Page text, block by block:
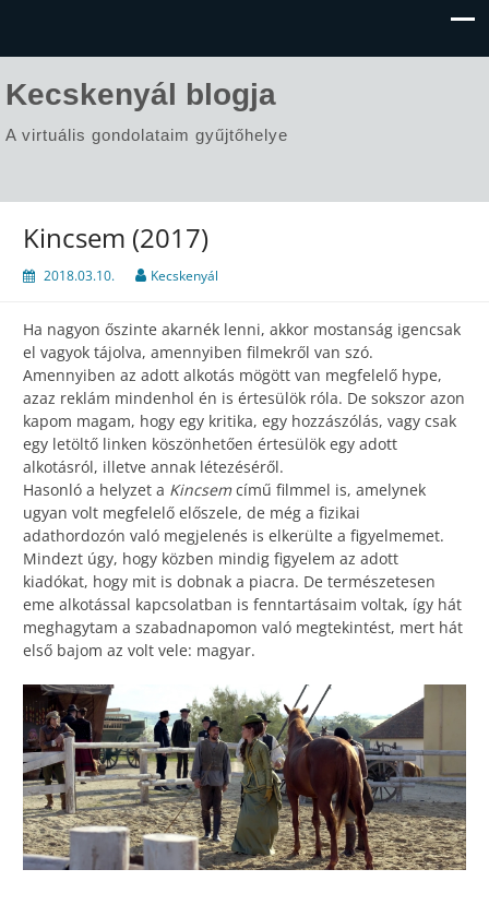
Kecskenyál blogja
A virtuális gondolataim gyűjtőhelye
Kincsem (2017)
2018.03.10. Kecskenyál
Ha nagyon őszinte akarnék lenni, akkor mostanság igencsak
el vagyok tájolva, amennyiben filmekről van szó.
Amennyiben az adott alkotás mögött van megfelelő hype,
azaz reklám mindenhol én is értesülök róla. De sokszor azon
kapom magam, hogy egy kritika, egy hozzászólás, vagy csak
egy letöltő linken köszönhetően értesülök egy adott
alkotásról, illetve annak létezéséről.
Hasonló a helyzet a Kincsemcímű filmmel is, amelynek
ugyan volt megfelelő előszele, de még a fizikai
adathordozón való megjelenés is elkerülte a figyelmemet.
Mindezt úgy, hogy közben mindig figyelem az adott
kiadókat, hogy mit is dobnak a piacra. De természetesen
eme alkotással kapcsolatban is fenntartásaim voltak, így hát
meghagytam a szabadnapomon való megtekintést, mert hát
első bajom az volt vele: magyar.